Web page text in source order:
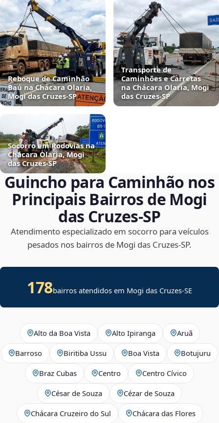
Reboque de Caminhão
Baú na Chácara Olaria,
Mogi das Cruzes‑SP
Transporte de
Caminhões e Carretas
na Chácara Olaria, Mogi
das Cruzes‑SP
Socorro em Rodovias na
Chácara Olaria, Mogi
das Cruzes‑SP
Guincho para Caminhão nos
Principais Bairros de Mogi
das Cruzes‑SP
Atendimento especializado em socorro para veículos
pesados nos bairros de Mogi das Cruzes‑SP.
178bairros atendidos em Mogi das Cruzes-SE
Alto da Boa Vista Alto Ipiranga Aruã
Barroso Biritiba Ussu Boa Vista Botujuru
Braz Cubas Centro Centro Cívico
César de Souza Cézar de Souza
Chácara Cruzeiro do Sul Chácara das Flores